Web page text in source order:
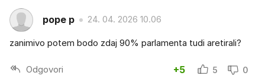
pope p 24. 04. 2026 10.06
zanimivo potem bodo zdaj 90% parlamenta tudi aretirali?
Odgovori +5 5 0